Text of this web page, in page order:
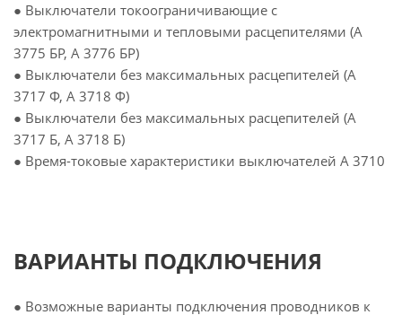
● Выключатели токоограничивающие с
электромагнитными и тепловыми расцепителями (А
3775 БР, А 3776 БР)
● Выключатели без максимальных расцепителей (А
3717 Ф, А 3718 Ф)
● Выключатели без максимальных расцепителей (А
3717 Б, А 3718 Б)
● Время-токовые характеристики выключателей А 3710
ВАРИАНТЫ ПОДКЛЮЧЕНИЯ
● Возможные варианты подключения проводников к